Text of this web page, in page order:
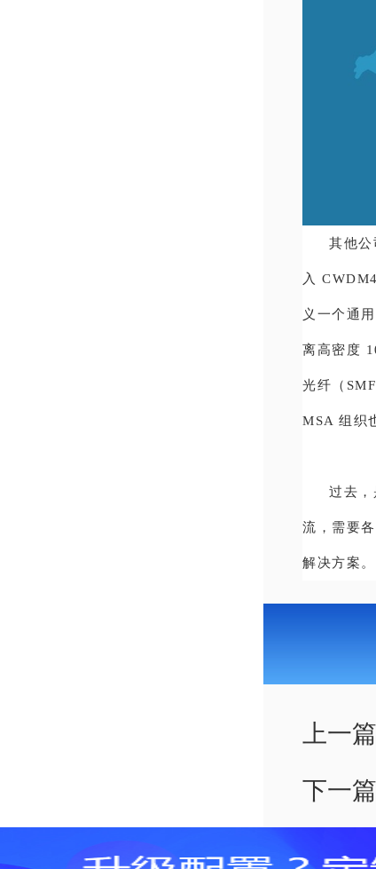
其他
入
义一个通
离高密度
光纤（
MSA 组织
过去
流，需要
解决方案。
上一
下一篇